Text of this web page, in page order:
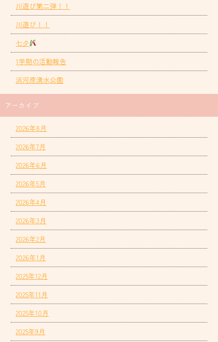
川遊び第二弾！！
川遊び！！
七夕
1学期の活動報告
浜河原湧水公園
アーカイブ
2026年8月
2026年7月
2026年6月
2026年5月
2026年4月
2026年3月
2026年2月
2026年1月
2025年12月
2025年11月
2025年10月
2025年9月